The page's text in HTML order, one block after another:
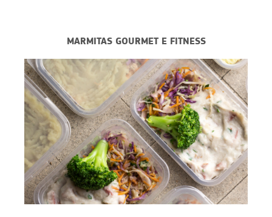
MARMITAS GOURMET E FITNESS